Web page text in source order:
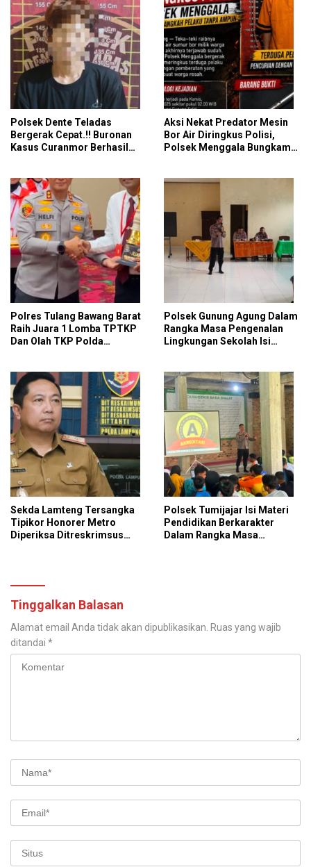
Polsek Dente Teladas
Bergerak Cepat.!! Buronan
Kasus Curanmor Berhasil
Aksi Nekat Predator Mesin
Bor Air Diringkus Polisi,
Polsek Menggala Bungkam
Polres Tulang Bawang Barat
Raih Juara 1 Lomba TPTKP
Dan Olah TKP Polda
Presisi
Polsek Gunung Agung Dalam
Rangka Masa Pengenalan
Lingkungan Sekolah Isi
Sekda Lamteng Tersangka
Tipikor Honorer Metro
Diperiksa Ditreskrimsus
Polsek Tumijajar Isi Materi
Pendidikan Berkarakter
Dalam Rangka Masa
Tinggalkan Balasan
Alamat email Anda tidak akan dipublikasikan. Ruas yang wajib
ditandai *